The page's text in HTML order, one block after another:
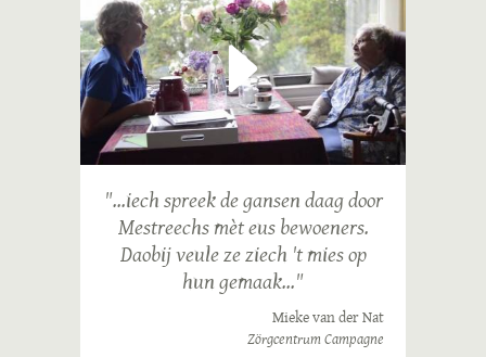
"...iech spreek de gansen daag door
Mestreechs mèt eus bewoeners.
Daobij veule ze ziech 't mies op
hun gemaak..."
Mieke van der Nat
Zörgcentrum Campagne